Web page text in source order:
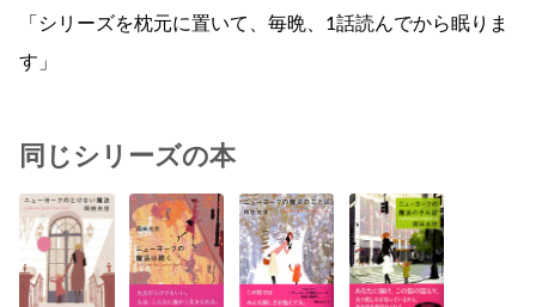
「シリーズを枕元に置いて、毎晩、1話読んでから眠りま
す」
同じシリーズの本